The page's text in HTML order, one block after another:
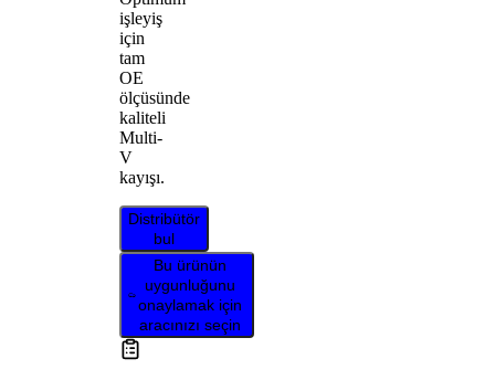
işleyiş
için
tam
OE
ölçüsünde
kaliteli
Multi-
V
kayışı.
Distribütör
bul
Bu ürünün
uygunluğunu
onaylamak için
aracınızı seçin